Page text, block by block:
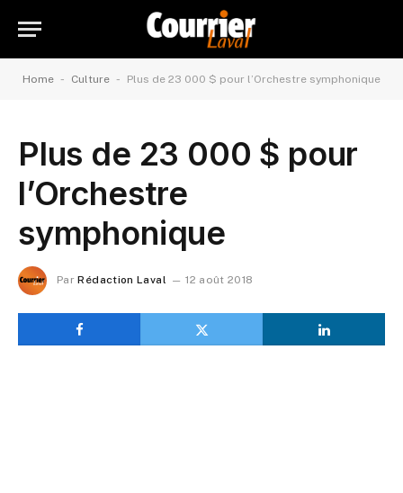
Home - Culture - Plus de 23 000 $ pour l’Orchestre symphonique
Plus de 23 000 $ pour
l’Orchestre
symphonique
Par Rédaction Laval 12 août 2018